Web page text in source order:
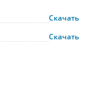
Скачать
Скачать